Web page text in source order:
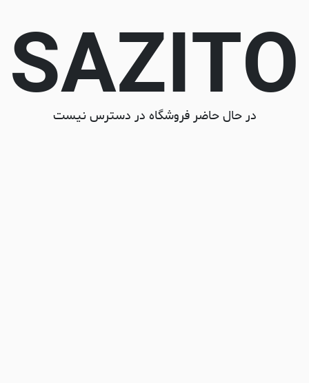
SAZITO
در حال حاضر فروشگاه در دسترس نیست